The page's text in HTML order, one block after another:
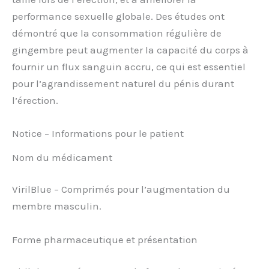
performance sexuelle globale. Des études ont
démontré que la consommation régulière de
gingembre peut augmenter la capacité du corps à
fournir un flux sanguin accru, ce qui est essentiel
pour l’agrandissement naturel du pénis durant
l’érection.
Notice – Informations pour le patient
Nom du médicament
VirilBlue – Comprimés pour l’augmentation du
membre masculin.
Forme pharmaceutique et présentation